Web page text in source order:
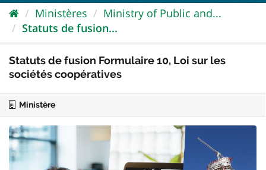
Ministères
Ministry of Public and...
Statuts de fusion...
Statuts de fusion Formulaire 10, Loi sur les
sociétés coopératives
Ministère